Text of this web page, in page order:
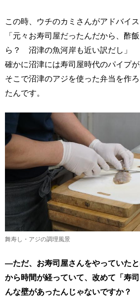
この時、ウチのカミさんがアドバイス
「元々お寿司屋だったんだから、酢
ら？ 沼津の魚河岸も近い訳だし」
確かに沼津には寿司屋時代のパイプが
そこで沼津のアジを使った弁当を作
たんです。
舞寿し・アジの調理風景
―ただ、お寿司屋さんをやっていた
から時間が経っていて、改めて「寿
んな壁があったんじゃないですか？